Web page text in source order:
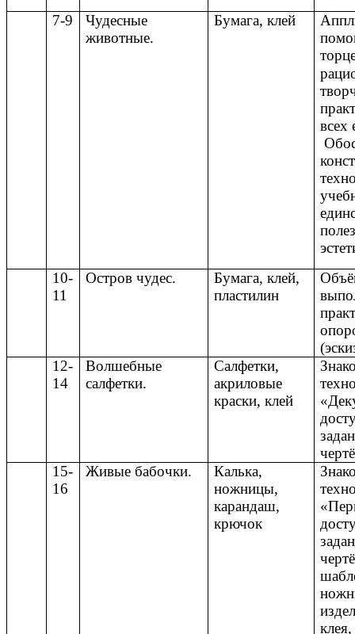
7-9
Чудесные
животные.
Бумага, клей
всех
10-
11
Остров чудес.
Бумага, клей,
пластилин
12-
14
Волшебные
салфетки.
Салфетки,
акриловые
краски, клей
15-
16
Живые бабочки.
Калька,
ножницы,
карандаш,
крючок